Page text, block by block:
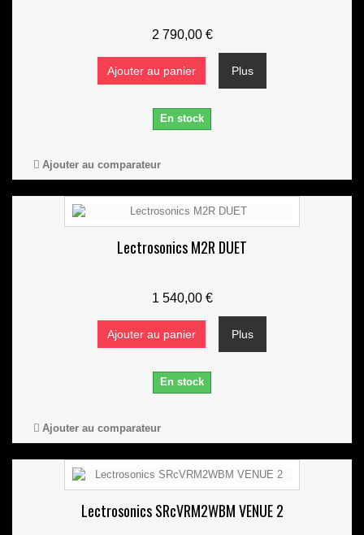
2 790,00 €
Ajouter au panier Plus
En stock
Ajouter au comparateur
Lectrosonics M2R DUET
1 540,00 €
Ajouter au panier Plus
En stock
Ajouter au comparateur
Lectrosonics SRcVRM2WBM VENUE 2